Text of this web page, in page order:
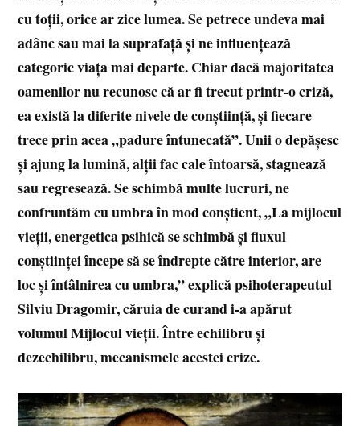
cu toții, orice ar zice lumea. Se petrece undeva mai
adânc sau mai la suprafață și ne influențează
categoric viața mai departe. Chiar dacă majoritatea
oamenilor nu recunosc că ar fi trecut printr-o criză,
ea există la diferite nivele de conștiință, și fiecare
trece prin acea „padure întunecată”. Unii o depășesc
și ajung la lumină, alții fac cale întoarsă, stagnează
sau regresează. Se schimbă multe lucruri, ne
confruntăm cu umbra în mod conștient, „La mijlocul
vieții, energetica psihică se schimbă și fluxul
conștiinței începe să se îndrepte către interior, are
loc și întâlnirea cu umbra,” explică psihoterapeutul
Silviu Dragomir, căruia de curand i-a apărut
volumul Mijlocul vieții. Între echilibru și
dezechilibru, mecanismele acestei crize.